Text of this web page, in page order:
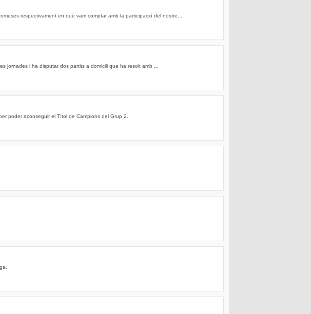
respectivament en què vam comptar amb la participació del nostre...
jornades i ha disputat dos partits a domicili que ha resolt amb ...
poder aconseguir el Títol de Campions del Grup 2.